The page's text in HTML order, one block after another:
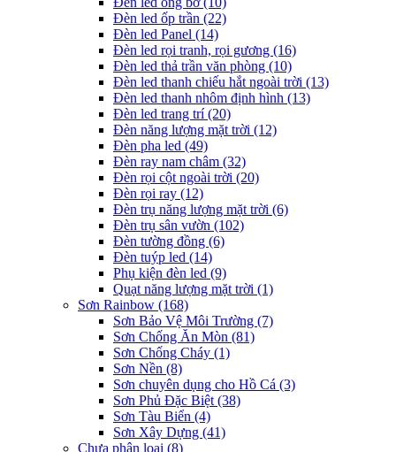
Đèn led ốp trần (22)
Đèn led Panel (14)
Đèn led rọi tranh, rọi gương (16)
Đèn led thả trần văn phòng (10)
Đèn led thanh chiếu hắt ngoài trời (13)
Đèn led thanh nhôm định hình (13)
Đèn led trang trí(20)
Đèn năng lượng mặt trời (12)
Đèn pha led (49)
Đèn ray nam châm (32)
Đèn rọi cột ngoài trời (20)
Đèn rọi ray (12)
Đèn trụ năng lượng mặt trời (6)
Đèn trụ sân vườn (102)
Đèn tường đồng (6)
Đèn tuýp led (14)
Phụ kiện đèn led (9)
Quạt năng lượng mặt trời (1)
Sơn Rainbow (168)
Sơn Bảo Vệ Môi Trường (7)
Sơn Chống Ăn Mòn (81)
Sơn Chống Cháy (1)
Sơn Nền (8)
Sơn chuyên dụng cho Hồ Cá (3)
Sơn Phủ Đặc Biệt (38)
Sơn Tàu Biển (4)
Sơn Xây Dựng (41)
Chưa phân loại (8)